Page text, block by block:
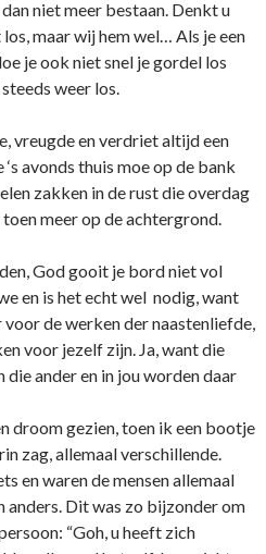
niet meer bestaan. Denkt u
maar wij hem wel… Als je een
je ook niet snel je gordel los
weer los.
vreugde en verdriet altijd een
avonds thuis moe op de bank
zakken in de rust die overdag
meer op de achtergrond.
God gooit je bord niet vol
en is het echt wel nodig, want
de werken der naastenliefde,
voor jezelf zijn. Ja, want die
die ander en in jou worden daar
droom gezien, toen ik een bootje
zag, allemaal verschillende.
en waren de mensen allemaal
anders. Dit was zo bijzonder om
“Goh, u heeft zich